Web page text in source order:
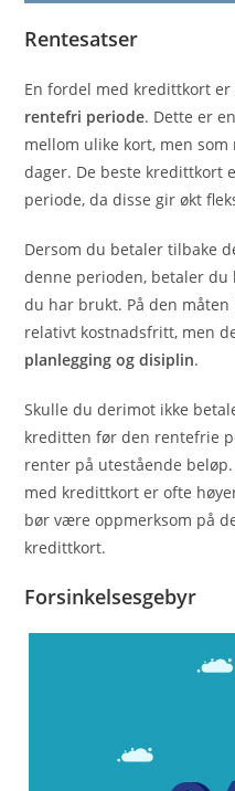
Rentesatser
En fordel med kredittkort
rentefri periode. Dette er
mellom ulike kort, men
dager. De beste kredittkort
periode, da disse gir økt
Dersom du betaler tilbake
denne perioden, betaler
du har brukt. På den
relativt kostnadsfritt, men
planlegging og disiplin.
Skulle du derimot ikke
kreditten før den rentefrie
renter på utestående
med kredittkort er ofte
bør være oppmerksom på
kredittkort.
Forsinkelsesgebyr